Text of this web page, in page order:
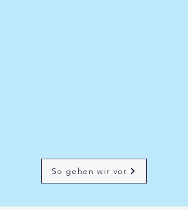
So gehen wir vor